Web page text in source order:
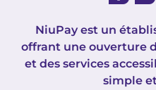
NiuPay est un
offrant une ouverture
et des services
simple